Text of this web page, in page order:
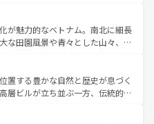
ーツなど、バラエティ豊かな料理
お、新着の台湾情報は コンテンツ一覧を参
四季折々の自然美を楽しむことが
や焼肉、絶品のストリートフード
理が待っている。夜には、韓国な
韓国の多彩な魅力を心ゆくまで味
てみてほしい。 なお、新着の韓国情報はコンテンツ一
が魅力的なベトナム。南北に細長
な田園風景や青々とした山々、世
息づく。ハノイの古い町並みやホ
治時代の建物も、独特の雰囲気を
バラエティの豊かさとおいしさで
ー、ベトナムコーヒーなどは、ぜ
置する豊かな自然と歴史が息づく
層ビルが立ち並ぶ一方、伝統的な
北部ではチェンマイなどの山岳地